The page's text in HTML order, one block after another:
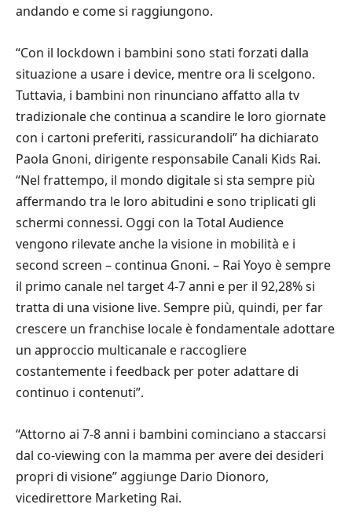
andando e come si raggiungono.
“Con il lockdown i bambini sono stati forzati dalla
situazione a usare i device, mentre ora li scelgono.
Tuttavia, i bambini non rinunciano affatto alla tv
tradizionale che continua a scandire le loro giornate
con i cartoni preferiti, rassicurandoli” ha dichiarato
Paola Gnoni, dirigente responsabile Canali Kids Rai.
“Nel frattempo, il mondo digitale si sta sempre più
affermando tra le loro abitudini e sono triplicati gli
schermi connessi. Oggi con la Total Audience
vengono rilevate anche la visione in mobilità e i
second screen – continua Gnoni. – Rai Yoyo è sempre
il primo canale nel target 4-7 anni e per il 92,28% si
tratta di una visione live. Sempre più, quindi, per far
crescere un franchise locale è fondamentale adottare
un approccio multicanale e raccogliere
costantemente i feedback per poter adattare di
continuo i contenuti”.
“Attorno ai 7-8 anni i bambini cominciano a staccarsi
dal co-viewing con la mamma per avere dei desideri
propri di visione” aggiunge Dario Dionoro,
vicedirettore Marketing Rai.